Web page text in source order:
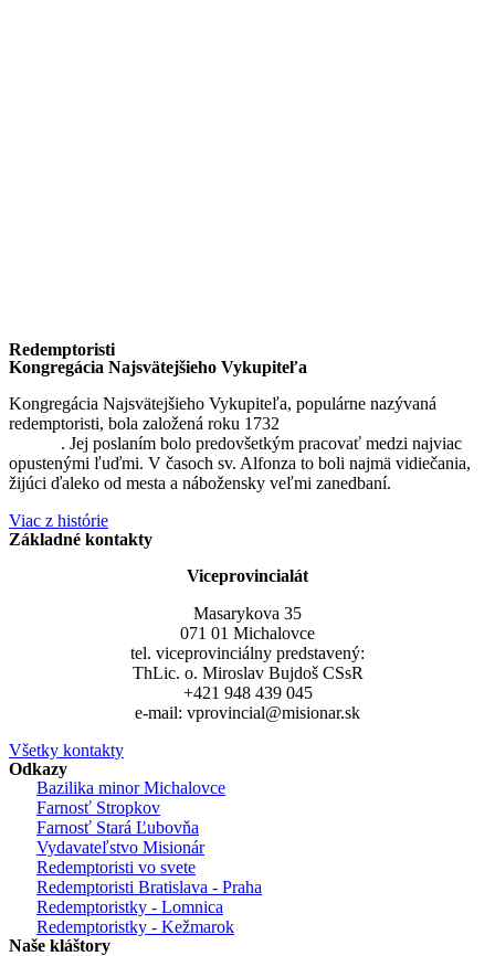
Redemptoristi
Kongregácia Najsvätejšieho Vykupiteľa
Kongregácia Najsvätejšieho Vykupiteľa, populárne nazývaná
redemptoristi, bola založená roku 1732
. Jej poslaním bolo predovšetkým pracovať medzi najviac
opustenými ľuďmi. V časoch sv. Alfonza to boli najmä vidiečania,
žijúci ďaleko od mesta a nábožensky veľmi zanedbaní.
Viac z histórie
Základné kontakty
Viceprovincialát
Masarykova 35
071 01 Michalovce
tel. viceprovinciálny predstavený:
ThLic. o. Miroslav Bujdoš CSsR
+421 948 439 045
e-mail: vprovincial@misionar.sk
Všetky kontakty
Odkazy
Bazilika minor Michalovce
Farnosť Stropkov
Farnosť Stará Ľubovňa
Vydavateľstvo Misionár
Redemptoristi vo svete
Redemptoristi Bratislava - Praha
Redemptoristky - Lomnica
Redemptoristky - Kežmarok
Naše kláštory